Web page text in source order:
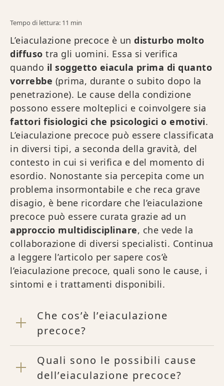
Tempo di lettura: 11 min
L’eiaculazione precoce è un disturbo molto
diffuso tra gli uomini. Essa si verifica
quando il soggetto eiacula prima di quanto
vorrebbe (prima, durante o subito dopo la
penetrazione). Le cause della condizione
possono essere molteplici e coinvolgere sia
fattori fisiologici che psicologici o emotivi.
L’eiaculazione precoce può essere classificata
in diversi tipi, a seconda della gravità, del
contesto in cui si verifica e del momento di
esordio. Nonostante sia percepita come un
problema insormontabile e che reca grave
disagio, è bene ricordare che l’eiaculazione
precoce può essere curata grazie ad un
approccio multidisciplinare, che vede la
collaborazione di diversi specialisti. Continua
a leggere l’articolo per sapere cos’è
l’eiaculazione precoce, quali sono le cause, i
sintomi e i trattamenti disponibili.
Che cos’è l’eiaculazione
precoce?
Quali sono le possibili cause
dell’eiaculazione precoce?